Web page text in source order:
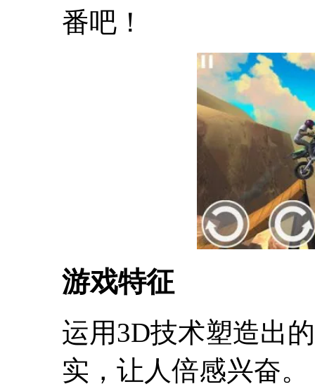
番吧！
游戏特征
运用3D技术塑造出
实，让人倍感兴奋。